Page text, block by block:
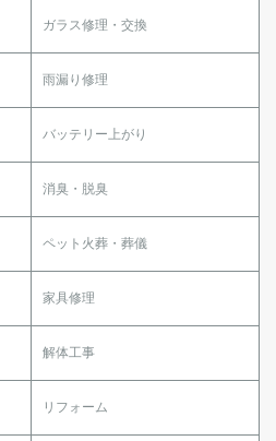
ガラス修理・交換
雨漏り修理
バッテリー上がり
消臭・脱臭
ペット火葬・葬儀
家具修理
解体工事
リフォーム